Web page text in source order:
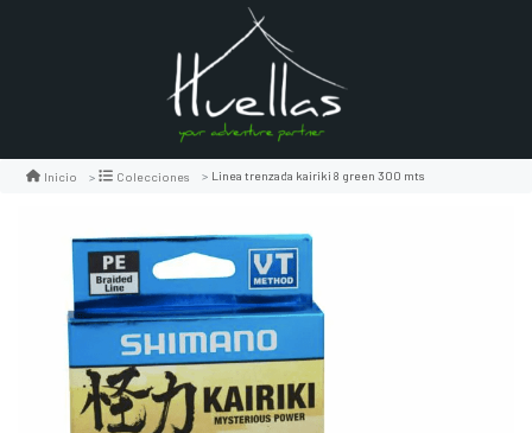
Inicio Colecciones Linea trenzada kairiki 8 green 300 mts